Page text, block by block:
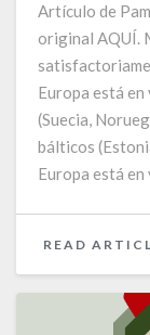
Artículo de
original AQUÍ.
Europa está
(Suecia,
bálticos
Europa está
READ